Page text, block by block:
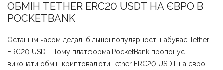
ОБМІН TETHER ERC20 USDT НА ЄВРО В
POCKETBANK
Останнім часом дедалі більшої популярності набуває Tether
ERC20 USDT. Тому платформа PocketBank пропонує
виконати обмін криптовалюти Tether ERC20 USDT на євро.